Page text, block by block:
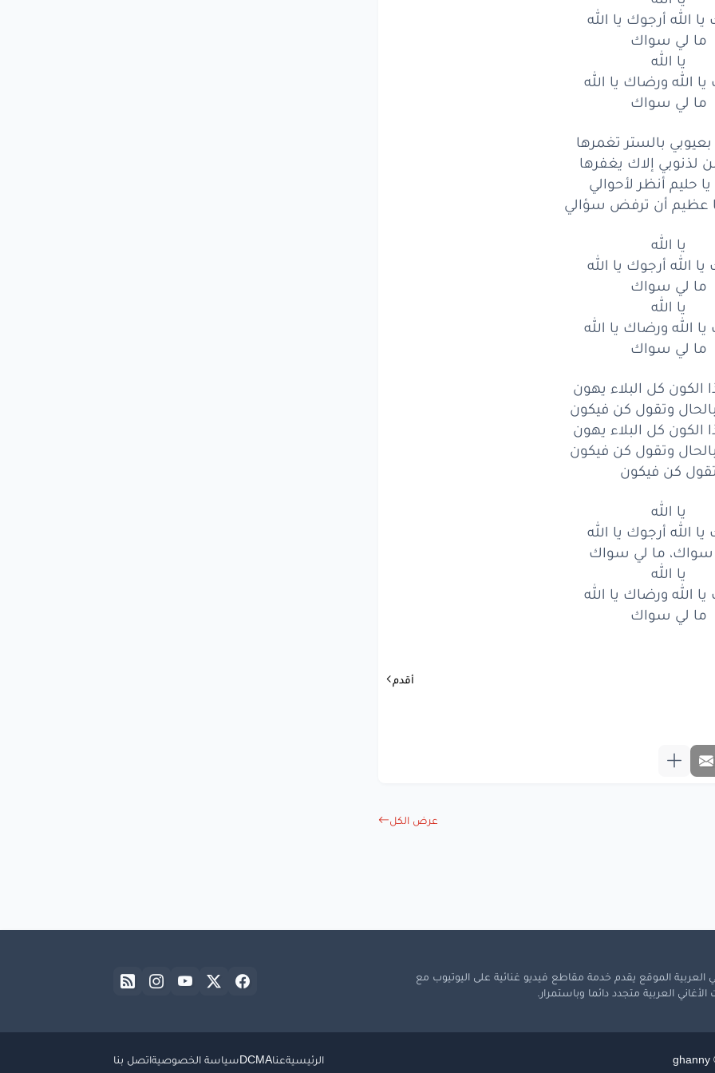
الله ورِضَاكَيا
لي سِواك
بالسِّتْرِتَغمُرُها
حَليمأنظُرلأحْوَالِي
أنتَرفُضَسُؤَالي
يا الله
الله أرجُوكَيا
لي سِوَاك
ياالله
ليسِواك
الكَونكُلالبَلاءِيَهُون
وتقولُ
الكَونكُل البَلاءِ
وتقولُكُنْ
كُنْفيكون
يا الله
يااللهورِضَاكَ
الله أرجوك يا الله
ما لي سواك
يا الله
الله ورضاك يا الله
ما لي سواك
بعيوبي بالستر تغمرها
لذنوبي إلاك يغفرها
يا حليم أنظر لأحوالي
عظيم أن ترفض سؤالي
يا الله
الله أرجوك يا الله
ما لي سواك
يا الله
الله ورضاك يا الله
ما لي سواك
الكون كل البلاء يهون
بالحال وتقول كن فيكون
الكون كل البلاء يهون
بالحال وتقول كن فيكون
تقول كن فيكون
يا الله
الله أرجوك يا الله
سواك، ما لي سواك
يا الله
الله ورضاك يا الله
ما لي سواك
أقدم
عرض الكل
العربية الموقع يقدم خدمة مقاطع فيديو غنائية على اليوتيوب مع
العربية متجدد دائما وباستمرار.
ghanny الرئيسيةعناDCMAسياسة الخصوصيةاتصل بنا